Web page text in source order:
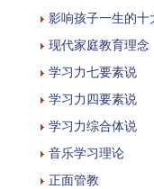
影响孩子一生的十
现代家庭教育理念
学习力七要素说
学习力四要素说
学习力综合体说
音乐学习理论
正面管教